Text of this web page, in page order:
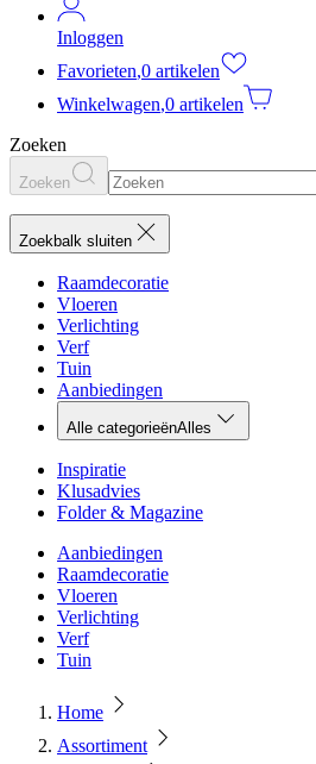
Inloggen
Favorieten,0 artikelen
Winkelwagen,0 artikelen
Zoeken
Zoeken
Zoekbalk sluiten
Raamdecoratie
Vloeren
Verlichting
Verf
Tuin
Aanbiedingen
Alle categorieënAlles
Inspiratie
Klusadvies
Folder & Magazine
Aanbiedingen
Raamdecoratie
Vloeren
Verlichting
Verf
Tuin
Home
Assortiment